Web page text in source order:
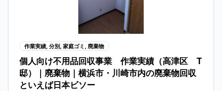
作業実績, 分別, 家庭ゴミ 廃棄物
個人向け不用品回収事業 作業実績（高津区 T
邸）｜廃棄物｜横浜市・川崎市内の廃棄物回収
といえば日本ビソー